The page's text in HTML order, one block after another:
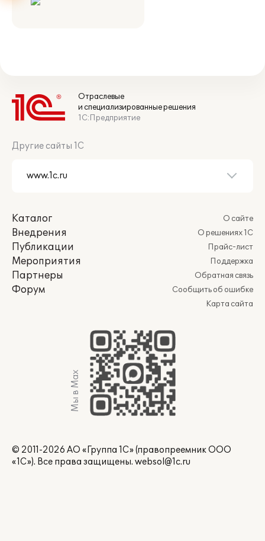
Отраслевые
и специализированные решения
1С:Предприятие
Другие сайты 1С
Каталог
Внедрения
Публикации
Мероприятия
Партнеры
Форум
О сайте
О решениях 1С
Прайс-лист
Поддержка
Обратная связь
Сообщить об ошибке
Карта сайта
Мы в Max
© 2011-2026 АО «Группа 1С» (правопреемник ООО
«1С»). Все права защищены. websol@1c.ru